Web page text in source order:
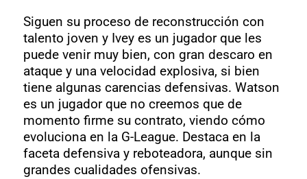
Siguen su proceso de reconstrucción con
talento joven y Ivey es un jugador que les
puede venir muy bien, con gran descaro en
ataque y una velocidad explosiva, si bien
tiene algunas carencias defensivas. Watson
es un jugador que no creemos que de
momento firme su contrato, viendo cómo
evoluciona en la G-League. Destaca en la
faceta defensiva y reboteadora, aunque sin
grandes cualidades ofensivas.